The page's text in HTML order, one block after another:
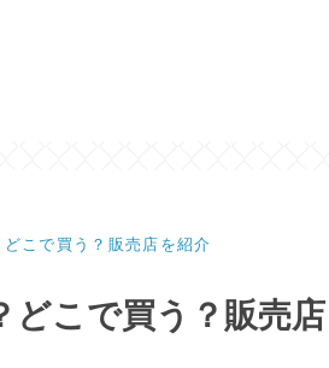
こで買う？販売店を紹介
どこで買う？販売店